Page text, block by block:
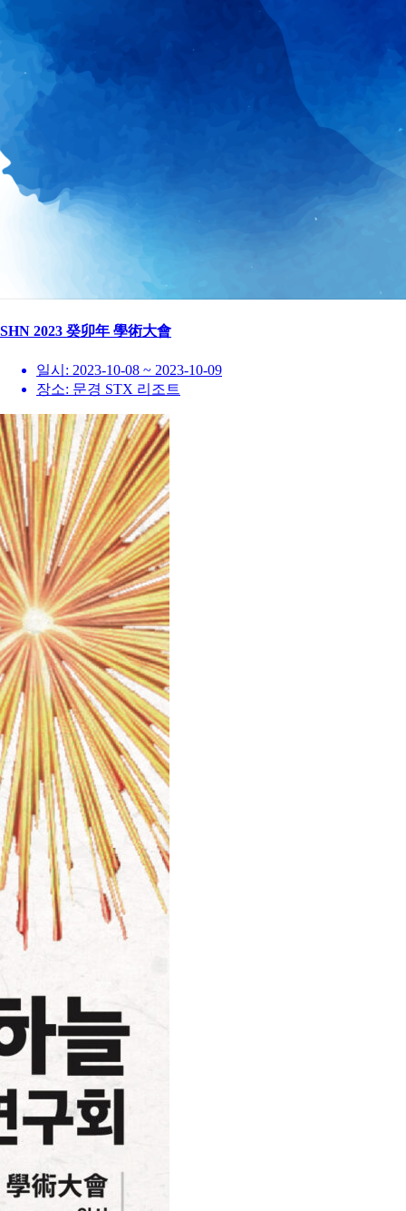
SHN 2023 癸卯年 學術大會
일시: 2023-10-08 ~ 2023-10-09
장소: 문경 STX 리조트